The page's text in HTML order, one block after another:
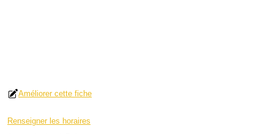
Améliorer cette fiche
Renseigner les horaires